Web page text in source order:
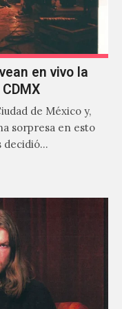
en vivo la
de México y,
sorpresa en esto
decidió…